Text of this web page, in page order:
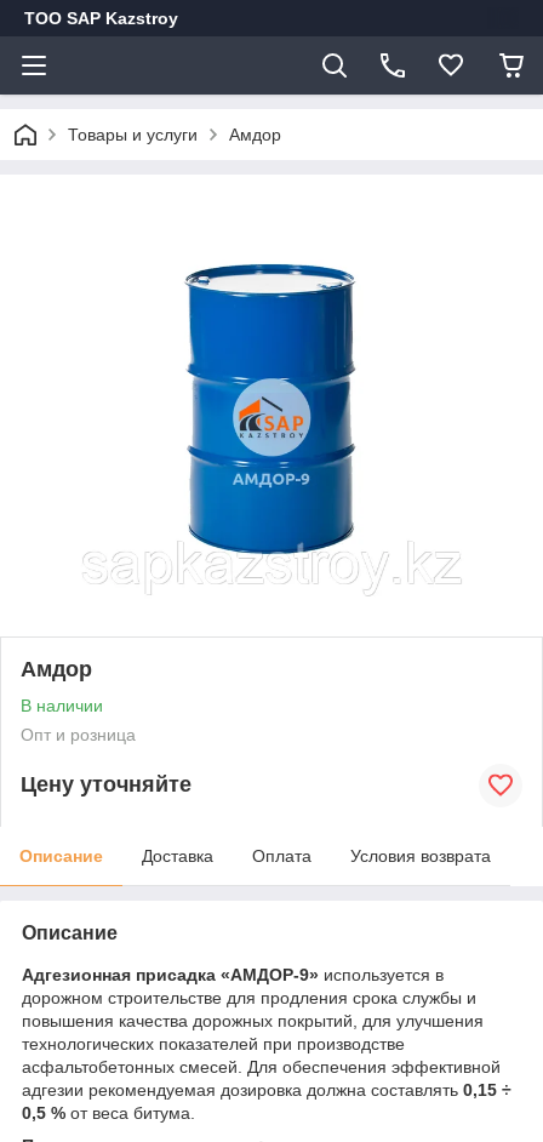
ТОО SAP Kazstroy
Товары и услуги Амдор
Амдор
В наличии
Опт и розница
Цену уточняйте
Описание Доставка Оплата Условия возврата
Описание
Адгезионная присадка «АМДОР-9» используется в
дорожном строительстве для продления срока службы и
повышения качества дорожных покрытий, для улучшения
технологических показателей при производстве
асфальтобетонных смесей. Для обеспечения эффективной
адгезии рекомендуемая дозировка должна составлять 0,15 ÷
0,5 % от веса битума.